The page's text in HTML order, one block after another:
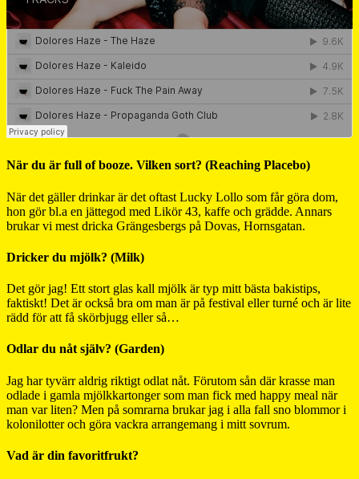
När du är full of booze. Vilken sort? (Reaching Placebo)
När det gäller drinkar är det oftast Lucky Lollo som får göra dom,
hon gör bl.a en jättegod med Likör 43, kaffe och grädde. Annars
brukar vi mest dricka Grängesbergs på Dovas, Hornsgatan.
Dricker du mjölk? (Milk)
Det gör jag! Ett stort glas kall mjölk är typ mitt bästa bakistips,
faktiskt! Det är också bra om man är på festival eller turné och är lite
rädd för att få skörbjugg eller så…
Odlar du nåt själv? (Garden)
Jag har tyvärr aldrig riktigt odlat nåt. Förutom sån där krasse man
odlade i gamla mjölkkartonger som man fick med happy meal när
man var liten? Men på somrarna brukar jag i alla fall sno blommor i
kolonilotter och göra vackra arrangemang i mitt sovrum.
Vad är din favoritfrukt?